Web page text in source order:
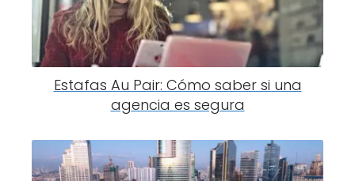
Estafas Au Pair: Cómo saber si una
agencia es segura